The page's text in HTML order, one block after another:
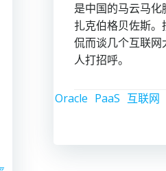
是中国的马云马
扎克伯格贝佐斯
侃而谈几个互联
人打招呼。
Oracle PaaS 互联网